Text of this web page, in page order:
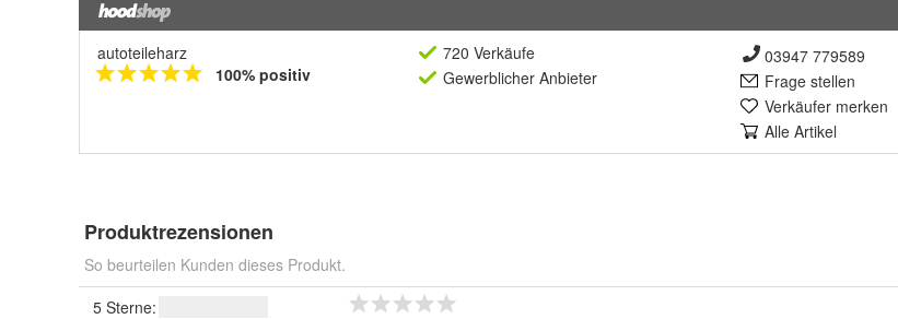
autoteileharz
100% positiv
720 Verkäufe
Gewerblicher Anbieter
03947 779589
Frage stellen
Verkäufer merken
Alle Artikel
Produktrezensionen
So beurteilen Kunden dieses Produkt.
5 Sterne: